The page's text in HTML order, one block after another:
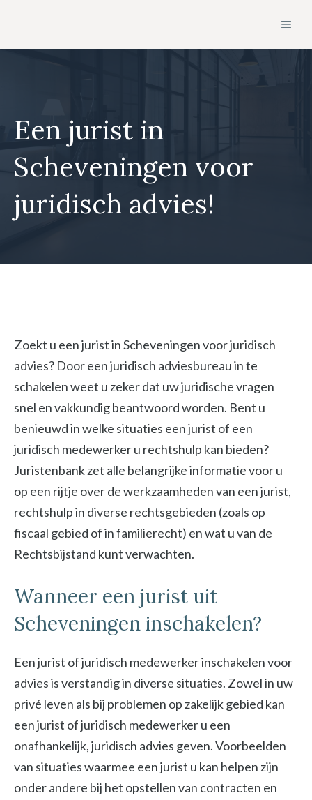
de
Een jurist in
Scheveningen voor
juridisch advies!
Zoekt u een jurist in Scheveningen voor juridisch
advies? Door een juridisch adviesbureau in te
schakelen weet u zeker dat uw juridische vragen
snel en vakkundig beantwoord worden. Bent u
benieuwd in welke situaties een jurist of een
juridisch medewerker u rechtshulp kan bieden?
Juristenbank zet alle belangrijke informatie voor u
op een rijtje over de werkzaamheden van een jurist,
rechtshulp in diverse rechtsgebieden (zoals op
fiscaal gebied of in familierecht) en wat u van de
Rechtsbijstand kunt verwachten.
Wanneer een jurist uit
Scheveningen inschakelen?
Een jurist of juridisch medewerker inschakelen voor
advies is verstandig in diverse situaties. Zowel in uw
privé leven als bij problemen op zakelijk gebied kan
een jurist of juridisch medewerker u een
onafhankelijk, juridisch advies geven. Voorbeelden
van situaties waarmee een jurist u kan helpen zijn
onder andere bij het opstellen van contracten en